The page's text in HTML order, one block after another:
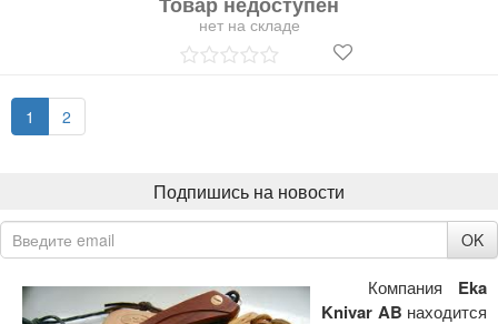
Компания Eka
Knivar AB находится
нет на складе
1 2
Подпишись на новости
OK